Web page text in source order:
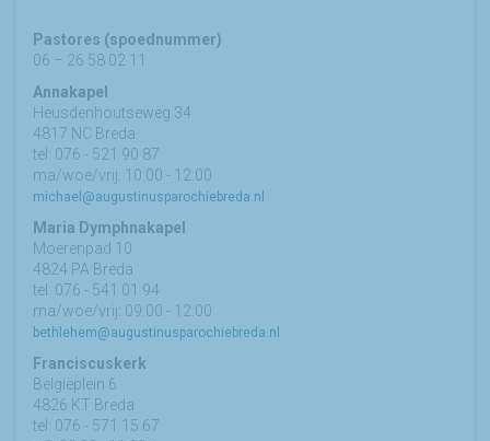
Pastores (spoednummer)
06 – 26 58 02 11
Annakapel
Heusdenhoutseweg 34
4817 NC Breda
tel: 076 - 521 90 87
ma/woe/vrij: 10:00 - 12:00
michael@augustinusparochiebreda.nl
Maria Dymphnakapel
Moerenpad 10
4824 PA Breda
tel: 076 - 541 01 94
ma/woe/vrij: 09:00 - 12:00
bethlehem@augustinusparochiebreda.nl
Franciscuskerk
Belgiëplein 6
4826 KT Breda
tel: 076 - 571 15 67